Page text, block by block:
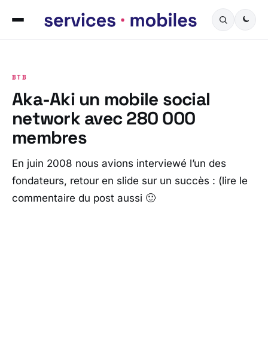
BTB
Aka-Aki un mobile social
network avec 280 000
membres
En juin 2008 nous avions interviewé l’un des
fondateurs, retour en slide sur un succès : (lire le
commentaire du post aussi 🙂